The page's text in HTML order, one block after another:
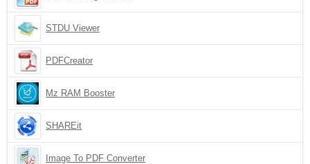
STDU Viewer
PDFCreator
Mz RAM Booster
SHAREit
Image To PDF Converter